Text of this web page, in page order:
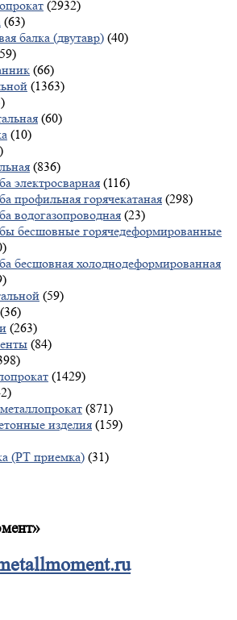
(2932)
(63)
балка (двутавр) (40)
(66)
(1363)
(60)
(10)
(836)
электросварная (116)
профильная горячекатаная (298)
водогазопроводная (23)
бесшовные горячедеформированные
бесшовная холоднодеформированная
(59)
(36)
(263)
(84)
(1429)
(871)
изделия (159)
(РТ приемка) (31)